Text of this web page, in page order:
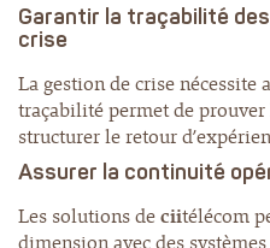
Garantir la traçabilité
crise
La gestion de crise nécessite
traçabilité permet de prouver
structurer le retour
Assurer la continuité
Les solutions deciitélécom